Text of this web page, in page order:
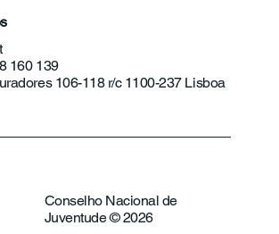
160 139
106-118 r/c 1100-237 Lisboa
Conselho Nacional de
Juventude © 2026